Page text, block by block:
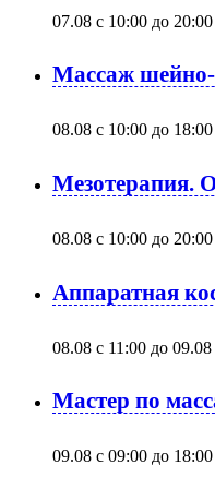
07.08 с 10:00 до 20:00
Массаж шейно-
08.08 с 10:00 до 18:00
Мезотерапия.
08.08 с 10:00 до 20:00
Аппаратная
08.08 с 11:00 до 09.08
Мастер по
09.08 с 09:00 до 18:00